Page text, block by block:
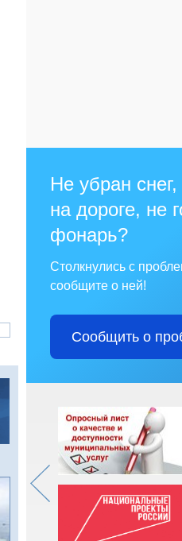
Не убран
на дороге, не
фонарь?
Столкнулись с
сообщите о ней!
Сообщить о